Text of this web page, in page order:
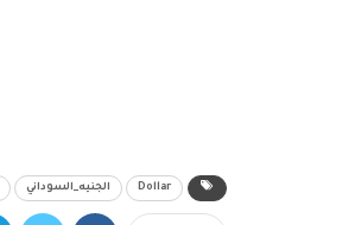
Dollar الجنيه_السوداني